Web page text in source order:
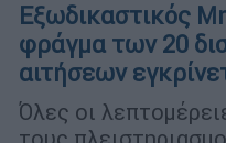
Εξωδικαστικός
φράγμα των 20
αιτήσεων
Όλες οι